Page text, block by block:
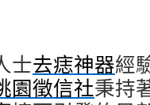
士去痣神器經
園徵信社秉持